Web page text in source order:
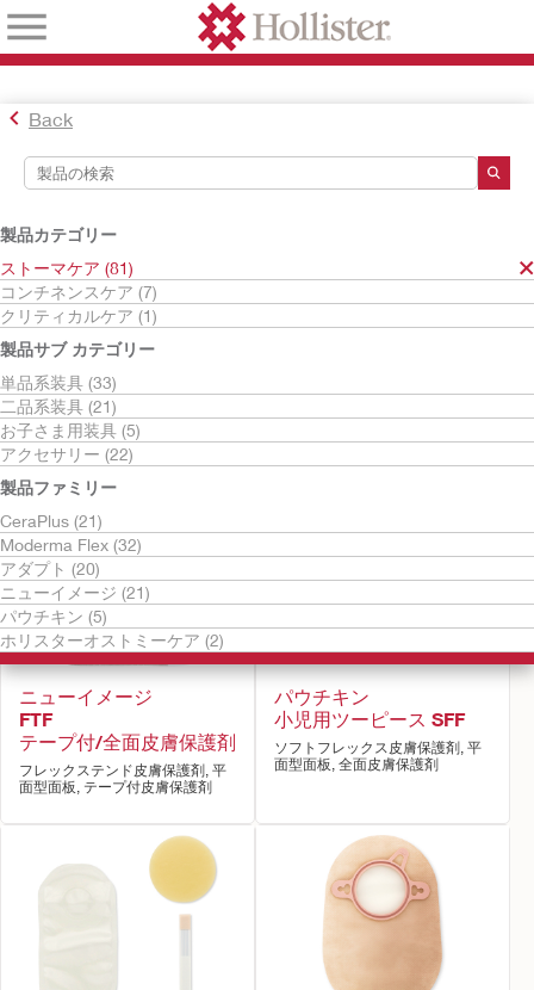
Back
製品カテゴリー
ストーマケア (81)
コンチネンスケア (7)
クリティカルケア (1)
製品サブ カテゴリー
単品系装具 (33)
二品系装具 (21)
お子さま用装具 (5)
アクセサリー (22)
製品ファミリー
CeraPlus (21)
Moderma Flex (32)
アダプト (20)
ニューイメージ (21)
パウチキン (5)
ホリスターオストミーケア (2)
検索ツール
検索結果
ストーマケア
検索結果81件
並べ替え:
ニューイメージ
FTF
テープ付/全面皮膚保護剤
フレックステンド皮膚保護剤, 平
面型面板, テープ付皮膚保護剤
パウチキン
小児用ツーピース SFF
ソフトフレックス皮膚保護剤, 平
面型面板, 全面皮膚保護剤